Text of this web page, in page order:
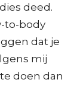
deed.
to-body
dat je
mij
doen dan